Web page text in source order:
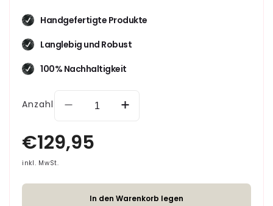
Handgefertigte Produkte
Langlebig und Robust
100% Nachhaltigkeit
Anzahl
Verringere
Menge
für
Jack
Erhöhe
Jack
inkl. MwSt.
In den Warenkorb legen